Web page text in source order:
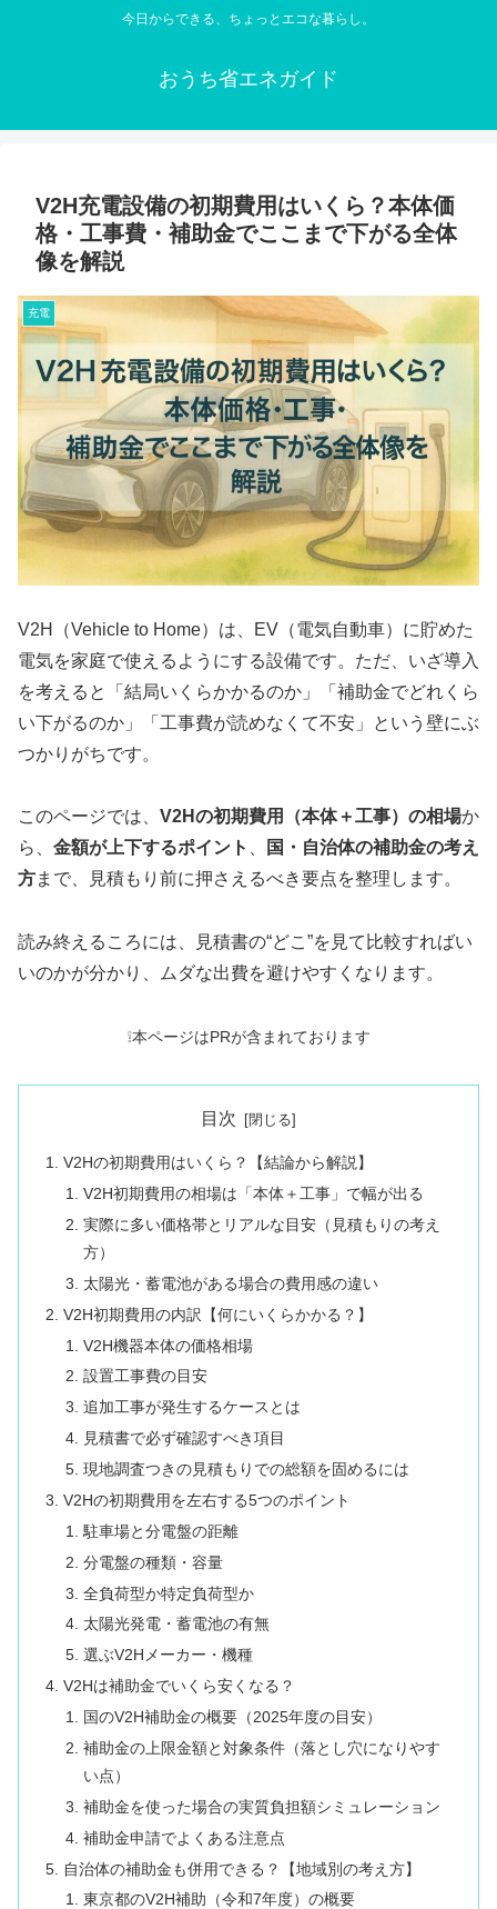
今日からできる、ちょっとエコな暮らし。
おうち省エネガイド
V2H充電設備の初期費用はいくら？本体価
格・工事費・補助金でここまで下がる全体
像を解説
充電
V2H（Vehicle to Home）は、EV（電気自動車）に貯めた
電気を家庭で使えるようにする設備です。ただ、いざ導入
を考えると「結局いくらかかるのか」「補助金でどれくら
い下がるのか」「工事費が読めなくて不安」という壁にぶ
つかりがちです。
このページでは、 V2Hの初期費用（本体＋工事）の相場か
ら、 金額が上下するポイント
国・自治体の補助金の考え
方まで、見積もり前に押さえるべき要点を整理します。
読み終えるころには、見積書の“どこ”を見て比較すればい
いのかが分かり、ムダな出費を避けやすくなります。
❕本ページはPRが含まれております
目次
V2Hの初期費用はいくら？【結論から解説】
V2H初期費用の相場は「本体＋工事」で幅が出る
実際に多い価格帯とリアルな目安（見積もりの考え
方）
太陽光・蓄電池がある場合の費用感の違い
V2H初期費用の内訳【何にいくらかかる？】
V2H機器本体の価格相場
設置工事費の目安
追加工事が発生するケースとは
見積書で必ず確認すべき項目
現地調査つきの見積もりでの総額を固めるには
V2Hの初期費用を左右する5つのポイント
駐車場と分電盤の距離
分電盤の種類・容量
全負荷型か特定負荷型か
太陽光発電・蓄電池の有無
選ぶV2Hメーカー・機種
V2Hは補助金でいくら安くなる？
国のV2H補助金の概要（2025年度の目安）
補助金の上限金額と対象条件（落とし穴になりやす
い点）
補助金を使った場合の実質負担額シミュレーション
補助金申請でよくある注意点
自治体の補助金も併用できる？【地域別の考え方】
東京都のV2H補助（令和7年度）の概要